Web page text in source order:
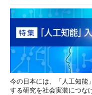
今の日本には、「人工知能
する研究を社会実装につな